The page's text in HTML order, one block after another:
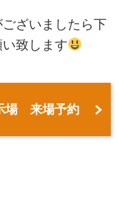
ざいましたら下
致します
場 来場予約